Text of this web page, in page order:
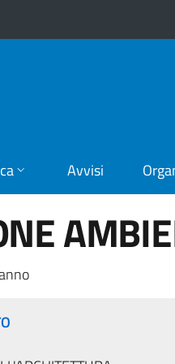
Avvisi